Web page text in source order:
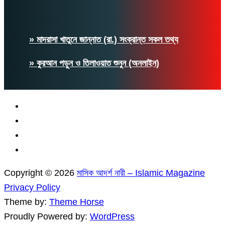
» মাদরাসা খাতুনে জান্নাত (রা.) সংক্রান্ত সকল তথ্য
» কুরআন পড়ুন ও তিলাওয়াত শুনুন (অনলাইন)
Copyright © 2026 মাসিক আদর্শ নারী – Islamic Magazine
Privacy Policy
Theme by: Theme Horse
Proudly Powered by: WordPress